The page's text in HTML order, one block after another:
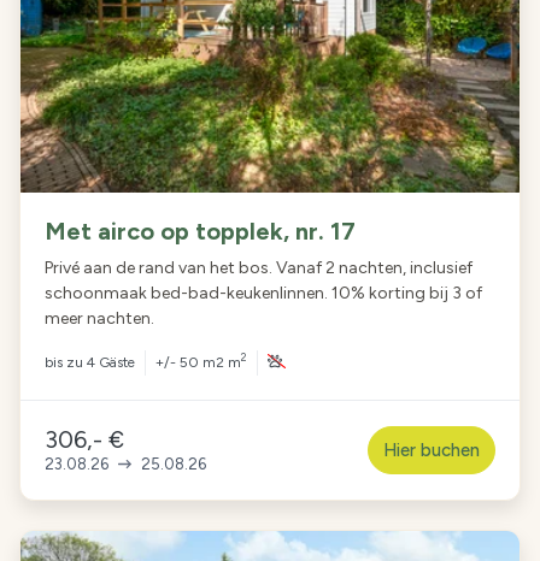
Met airco op topplek, nr. 17
Privé aan de rand van het bos. Vanaf 2 nachten, inclusief
schoonmaak bed-bad-keukenlinnen. 10% korting bij 3 of
meer nachten.
bis zu 4 Gäste +/- 50 m2 m2
306,- €
23.08.26 25.08.26
Hier buchen